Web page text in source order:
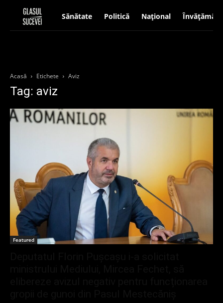
Sănătate Politică Național Învățământ
Acasă Etichete Aviz
Tag: aviz
Featured